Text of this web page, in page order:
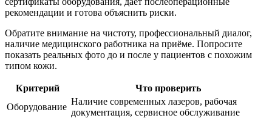
рекомендации и готова объяснить риски.
Обратите внимание на чистоту, профессиональный диалог,
наличие медицинского работника на приёме. Попросите
показать реальных фото до и после у пациентов с похожим
типом кожи.
Критерий
Что проверить
Оборудование
Наличие современных лазеров, рабочая
документация, сервисное обслуживание